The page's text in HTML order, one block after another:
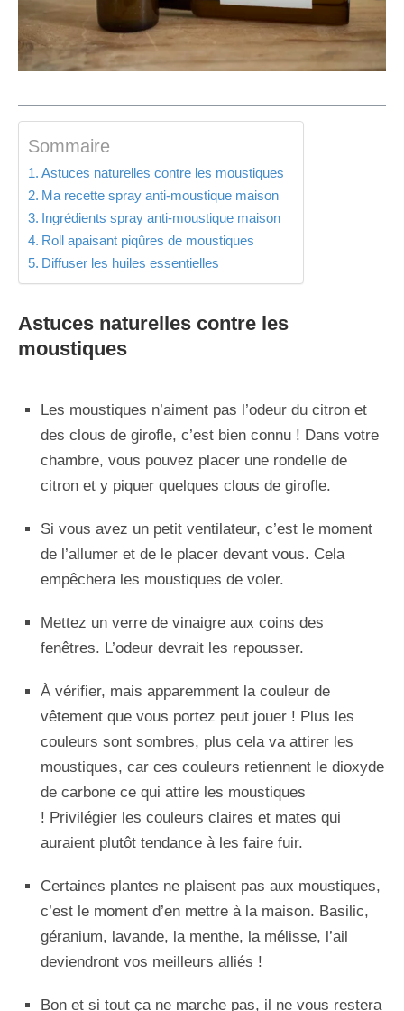
Sommaire
Astuces naturelles contre les moustiques
Ma recette spray anti-moustique maison
Ingrédients spray anti-moustique maison
Roll apaisant piqûres de moustiques
Diffuser les huiles essentielles
Astuces naturelles contre les
moustiques
Les moustiques n’aiment pas l’odeur du citron et
des clous de girofle, c’est bien connu ! Dans votre
chambre, vous pouvez placer une rondelle de
citron et y piquer quelques clous de girofle.
Si vous avez un petit ventilateur, c’est le moment
de l’allumer et de le placer devant vous. Cela
empêchera les moustiques de voler.
Mettez un verre de vinaigre aux coins des
fenêtres. L’odeur devrait les repousser.
À vérifier, mais apparemment la couleur de
vêtement que vous portez peut jouer ! Plus les
couleurs sont sombres, plus cela va attirer les
moustiques, car ces couleurs retiennent le dioxyde
de carbone ce qui attire les moustiques
! Privilégier les couleurs claires et mates qui
auraient plutôt tendance à les faire fuir.
Certaines plantes ne plaisent pas aux moustiques,
c’est le moment d’en mettre à la maison. Basilic,
géranium, lavande, la menthe, la mélisse, l’ail
deviendront vos meilleurs alliés !
Bon et si tout ça ne marche pas, il ne vous restera